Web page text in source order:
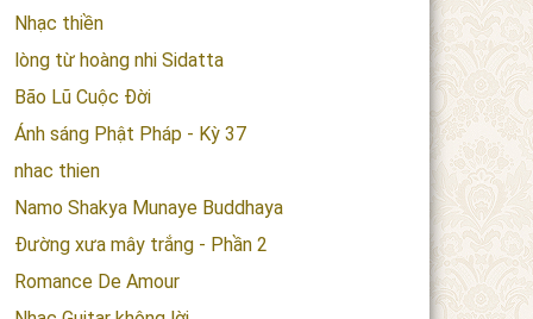
Nhạc thiền
lòng từ hoàng nhi Sidatta
Bão Lũ Cuộc Đời
Ánh sáng Phật Pháp - Kỳ 37
nhac thien
Namo Shakya Munaye Buddhaya
Đường xưa mây trắng - Phần 2
Romance De Amour